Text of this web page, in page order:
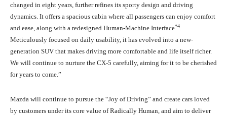
changed in eight years, further refines its sporty design and driving
dynamics. It offers a spacious cabin where all passengers can enjoy comfort
and ease, along with a redesigned Human-Machine Interface*4.
Meticulously focused on daily usability, it has evolved into a new-
generation SUV that makes driving more comfortable and life itself richer.
We will continue to nurture the CX-5 carefully, aiming for it to be cherished
for years to come.”
Mazda will continue to pursue the “Joy of Driving” and create cars loved
by customers under its core value of Radically Human, and aim to deliver